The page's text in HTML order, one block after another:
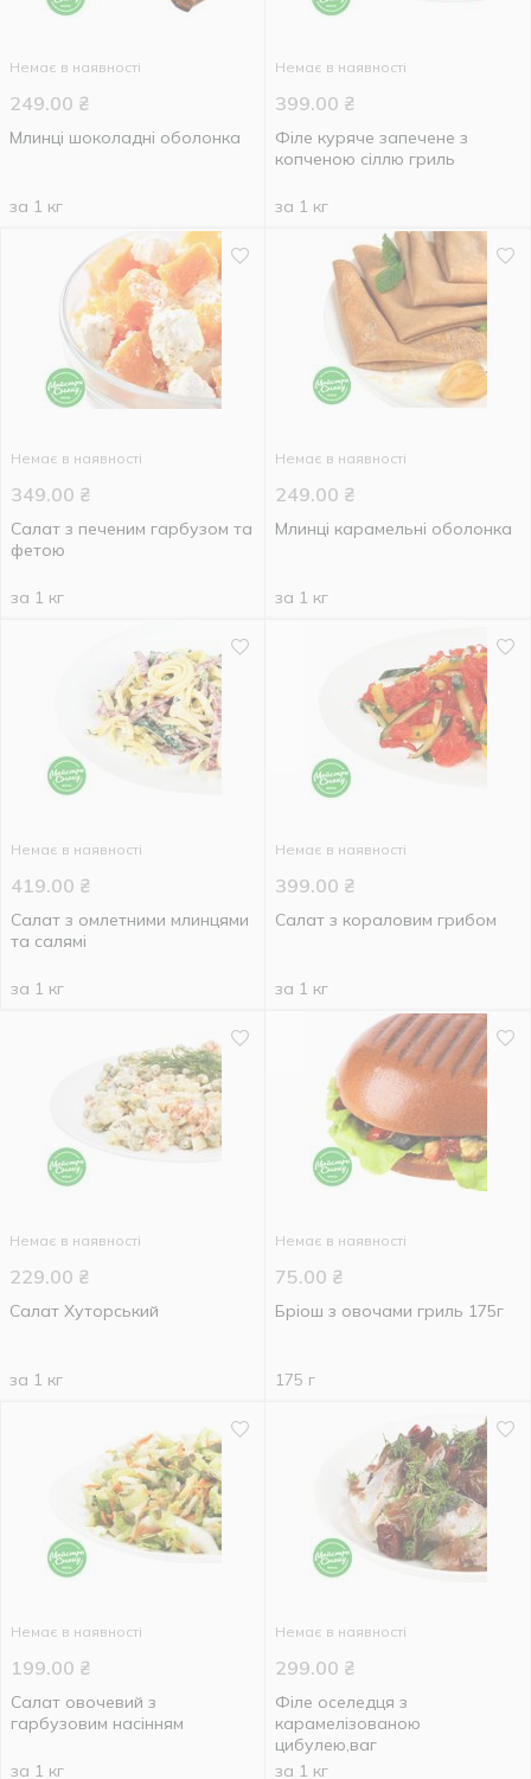
Немає в наявності
249.00 ₴
Млинці шоколадні оболонка
за 1 кг
Немає в наявності
399.00 ₴
Філе куряче запечене з
копченою сіллю гриль
за 1 кг
Немає в наявності
349.00 ₴
Салат з печеним гарбузом та
фетою
за 1 кг
Немає в наявності
249.00 ₴
Млинці карамельні оболонка
за 1 кг
Немає в наявності
419.00 ₴
Салат з омлетними млинцями
та салямі
за 1 кг
Немає в наявності
399.00 ₴
Салат з кораловим грибом
за 1 кг
Немає в наявності
229.00 ₴
Салат Хуторський
за 1 кг
Немає в наявності
75.00 ₴
Бріош з овочами гриль 175г
175 г
Немає в наявності
199.00 ₴
Салат овочевий з
гарбузовим насінням
за 1 кг
Немає в наявності
299.00 ₴
Філе оселедця з
карамелізованою
цибулею,ваг
за 1 кг